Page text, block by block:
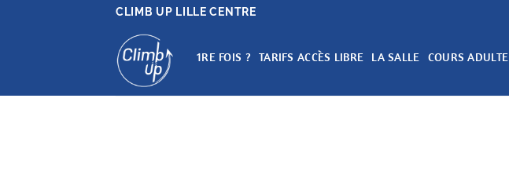
CLIMB UP LILLE CENTRE
1RE FOIS ? TARIFS ACCÈS LIBRE LA SALLE COURS ADULTE